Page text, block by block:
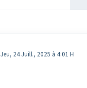
24 Juill., 2025 à 4:01 H